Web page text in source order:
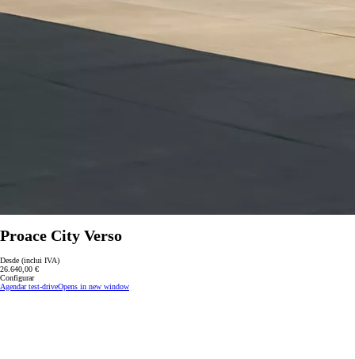
Proace City Verso
Desde (inclui IVA)
26.640,00 €
Configurar
Agendar test-driveOpens in new window